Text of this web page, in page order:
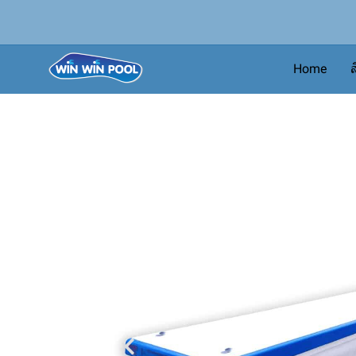
Home